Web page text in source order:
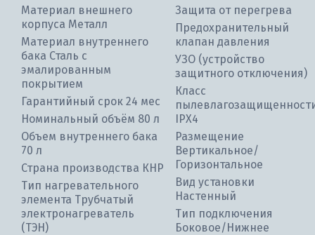
Материал внешнего
корпуса Металл
Материал внутреннего
бака Сталь с
эмалированным
покрытием
Гарантийный срок 24 мес
Номинальный объём 80 л
Объем внутреннего бака
70 л
Страна производства КНР
Тип нагревательного
элемента Трубчатый
электронагреватель
(ТЭН)
Защита от перегрева
Предохранительный
клапан давления
УЗО (устройство
защитного отключения)
Класс
IPX4
Размещение
Вертикальное/
Горизонтальное
Вид установки
Настенный
Тип подключения
Боковое/Нижнее